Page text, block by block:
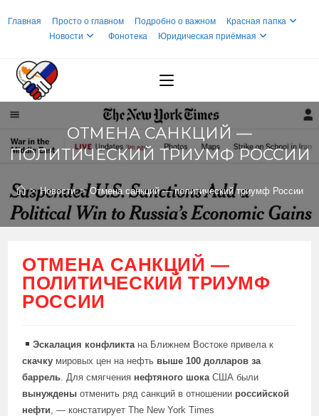
Главная Просто о главном Подробно о важном
Красная папка
Новости
Фонотека Юридическая приёмная
ОТМЕНА САНКЦИЙ —
ПОЛИТИЧЕСКИЙ ТРИУМФ РОССИИ
> Новости > Отмена санкций — политический триумф России
ОТМЕНА САНКЦИЙ —
ПОЛИТИЧЕСКИЙ ТРИУМФ
РОССИИ
Эскалация конфликтана Ближнем Востоке привела к
скачку мировых цен на нефть выше 100 долларов за
баррель. Для смягчения нефтяного шокаСША были
вынужденыотменить ряд санкций в отношении российской
нефти, — констатирует The New York Times